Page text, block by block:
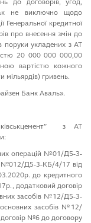
до договорів, угод,
не виключно щодо
Генеральної кредитної
про внесення змін до
поруки укладених з АТ
20 000 000 000,00
вартістю кожного
гривень.
Банк Аваль».
з АТ
операцій №01/Д5-3-
№012/Д5-3-КБ/4/17 від
до кредитного
додатковий договір
засобів №12/Д5-3-
засобів №12/
№6 до договору